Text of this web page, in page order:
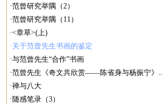
·范曾研究举隅（2）
·范曾研究举隅（11）
·<章草>(上)
·关于范曾先生书画的鉴定
·与范曾先生“合作”书画
·范曾先生《奇文共欣赏——陈省身与杨振宁》..
·禅与八大
·随感笔录（3）